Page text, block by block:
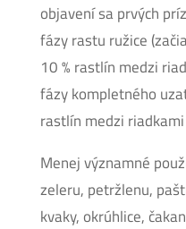
objavení sa prvých
fázy rastu ružice
10 % rastlín medzi
fázy kompletného
rastlín medzi
Menej významné
zeleru, petržlenu,
kvaky, okrúhlice,